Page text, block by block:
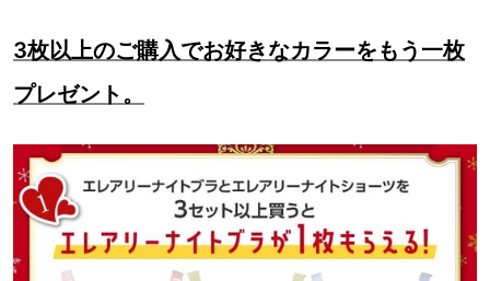
3枚以上のご購入でお好きなカラーをもう一枚
プレゼント。